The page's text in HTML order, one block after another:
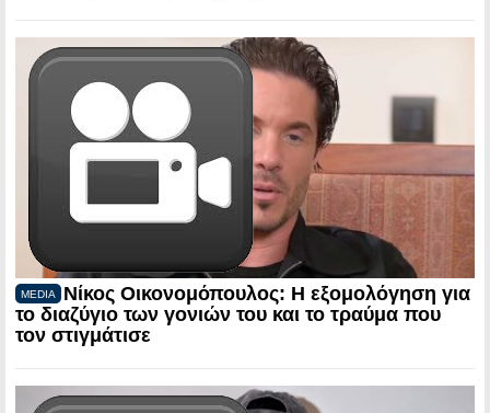
MEDIA
Νίκος Οικονομόπουλος: Η εξομολόγηση για
το διαζύγιο των γονιών του και το τραύμα που
τον στιγμάτισε